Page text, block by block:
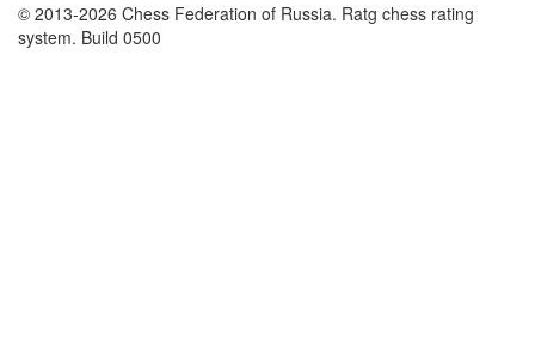
© 2013-2026 Chess Federation of Russia. Ratg chess rating
system. Build 0500